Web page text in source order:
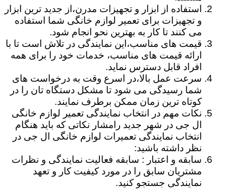
استفاده از ابزار و تجهیزات مدرن،از جدید ترین ابزار
و تجهیزات برای تعمیر لوازم خانگی شما استفاده
می کنند تا کار به بهترین نحو انجام شود.
قیمت های مناسب،این نمایندگی در تلاش است تا با
ارائه قیمت های مناسب، خدمات خود را برای همه
افراد قابل دسترس نماید.
سرعت عمل بالا،در اسرع وقت به درخواست های
شما رسیدگی می شود تا مشکل دستگاه تان را در
کوتاه ترین زمان ممکن برطرف نمایند.
نکات مهم در انتخاب نمایندگی تعمیر لوازم خانگی
ال جی در شهر جدید رامشار نکاتی که باید هنگام
انتخاب نمایندگی تعمیرات لوازم خانگی ال جی در
نظر داشته باشید:
سابقه و اعتبار : سابقه فعالیت نمایندگی و نظرات
مشتریان سابق را در مورد کیفیت کار و تعهد
نمایندگی جستجو کنید.